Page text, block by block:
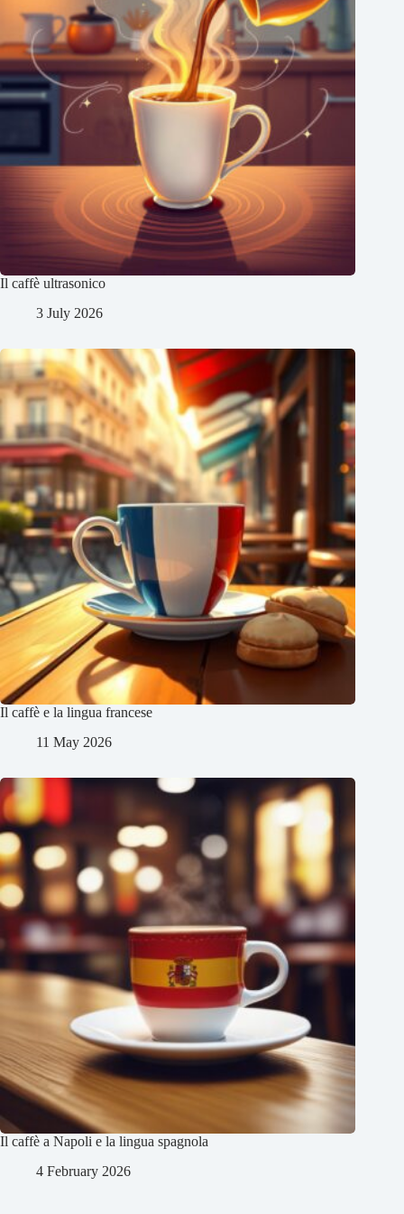
Il caffè ultrasonico
3 July 2026
Il caffè e la lingua francese
11 May 2026
Il caffè a Napoli e la lingua spagnola
4 February 2026